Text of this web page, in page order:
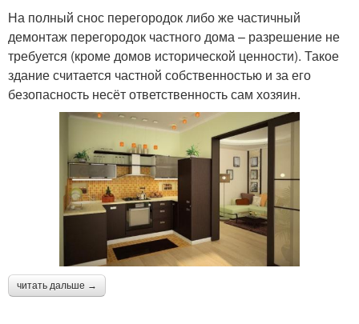
На полный снос перегородок либо же частичный
демонтаж перегородок частного дома – разрешение не
требуется (кроме домов исторической ценности). Такое
здание считается частной собственностью и за его
безопасность несёт ответственность сам хозяин.
читать дальше →